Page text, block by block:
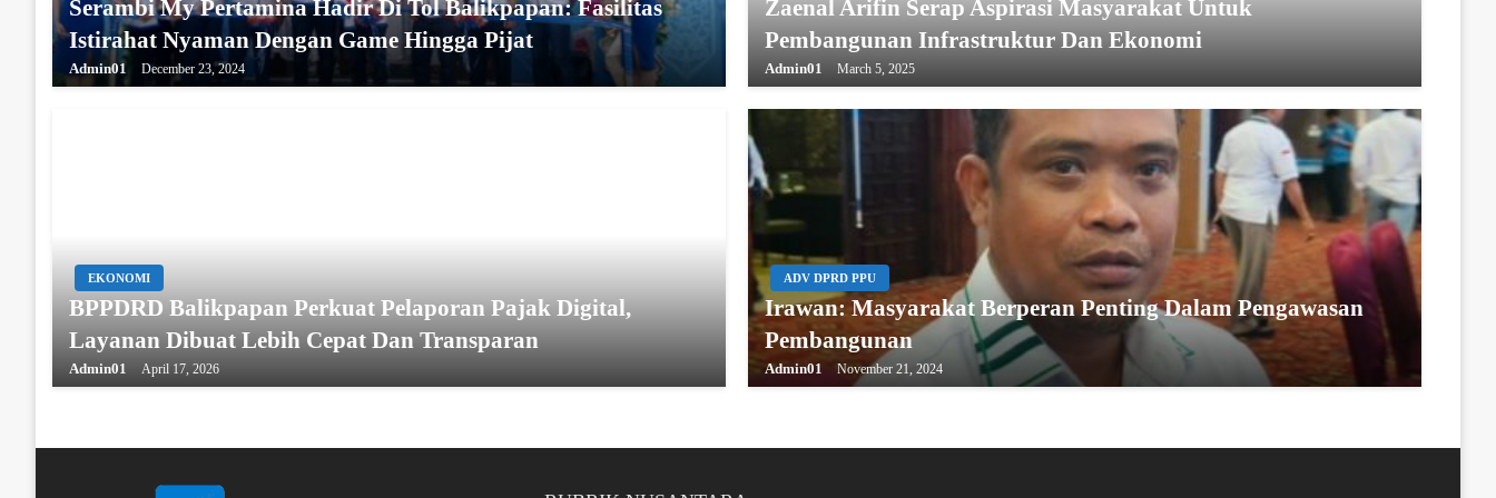
Serambi My Pertamina Hadir Di Tol Balikpapan: Fasilitas
Istirahat Nyaman Dengan Game Hingga Pijat
Admin01 December 23, 2024
Zaenal Arifin Serap Aspirasi Masyarakat Untuk
Pembangunan Infrastruktur Dan Ekonomi
Admin01 March 5, 2025
EKONOMI
BPPDRD Balikpapan Perkuat Pelaporan Pajak Digital,
Layanan Dibuat Lebih Cepat Dan Transparan
Admin01 April 17, 2026
ADV DPRD PPU
Irawan: Masyarakat Berperan Penting Dalam Pengawasan
Pembangunan
Admin01 November 21, 2024